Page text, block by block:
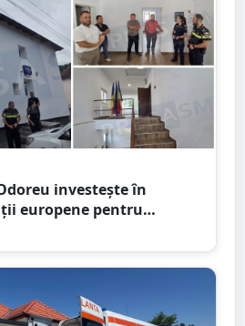
investește în
europene pentru
complet reabilitat